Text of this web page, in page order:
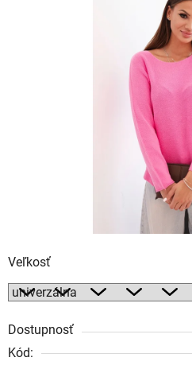
Veľkosť
Dostupnosť
Kód: